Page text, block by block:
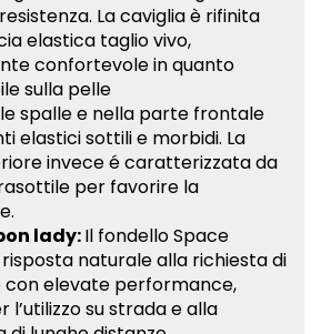
La caviglia è rifinita
elastica taglio vivo,
confortevole in quanto
sulla pelle
spalle e nella parte frontale
elastici sottili e morbidi. La
invece é caratterizzata da
per favorire la
lady:Il fondello Space
naturale alla richiesta di
elevate performance,
l’utilizzo su strada e alla